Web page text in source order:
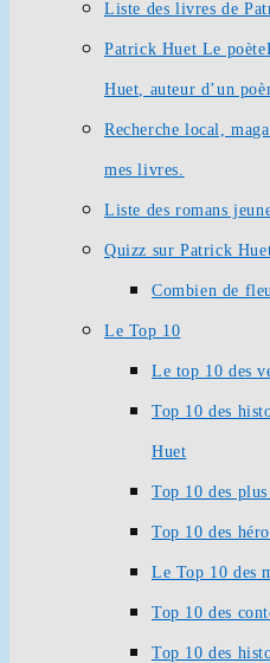
Liste des livres de
Patrick Huet Le poète
Huet, auteur d’un
Recherche local,
mes livres.
Liste des romans
Quizz sur Patrick
Combien de
Le Top 10
Le top 10 des
Top 10 des
Huet
Top 10 des
Top 10 des
Le Top 10 des
Top 10 des
Top 10 des